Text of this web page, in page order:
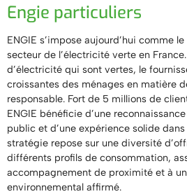
Engie particuliers
ENGIE s’impose aujourd’hui comme
secteur de l’électricité verte en
d’électricité qui sont vertes, le
croissantes des ménages en matière
responsable. Fort de 5 millions de
ENGIE bénéficie d’une
public et d’une expérience solide
stratégie repose sur une diversité
différents profils de consommation,
accompagnement de proximité et à
environnemental affirmé.